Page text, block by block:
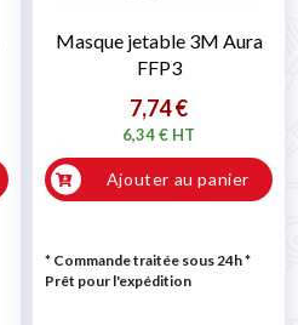
Masque jetable 3M Aura
FFP3
7,74 €
6,34 € HT
Ajouter au panier
* Commande traitée sous 24h*
Prêt pour l'expédition